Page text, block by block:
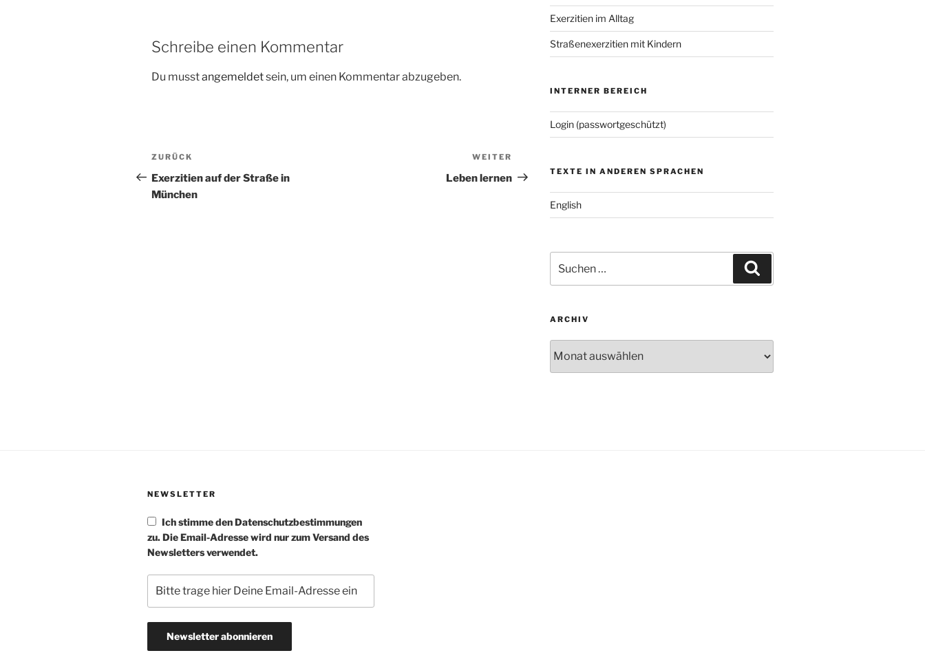
Schreibe einen Kommentar
Du musstangemeldetsein, um einen Kommentar abzugeben.
Beitragsnavigation
Vorheriger
Beitrag
ZURÜCK
Exerzitien auf der Straße in
München
Beitrag
WEITER
Leben lernen
Exerzitien im Alltag
Straßenexerzitien mit Kindern
INTERNER BEREICH
Login (passwortgeschützt)
TEXTE IN ANDEREN SPRACHEN
English
nach:
ARCHIV
NEWSLETTER
Ich stimme den Datenschutzbestimmungen
zu. Die Email-Adresse wird nur zum Versand des
Newsletters verwendet.